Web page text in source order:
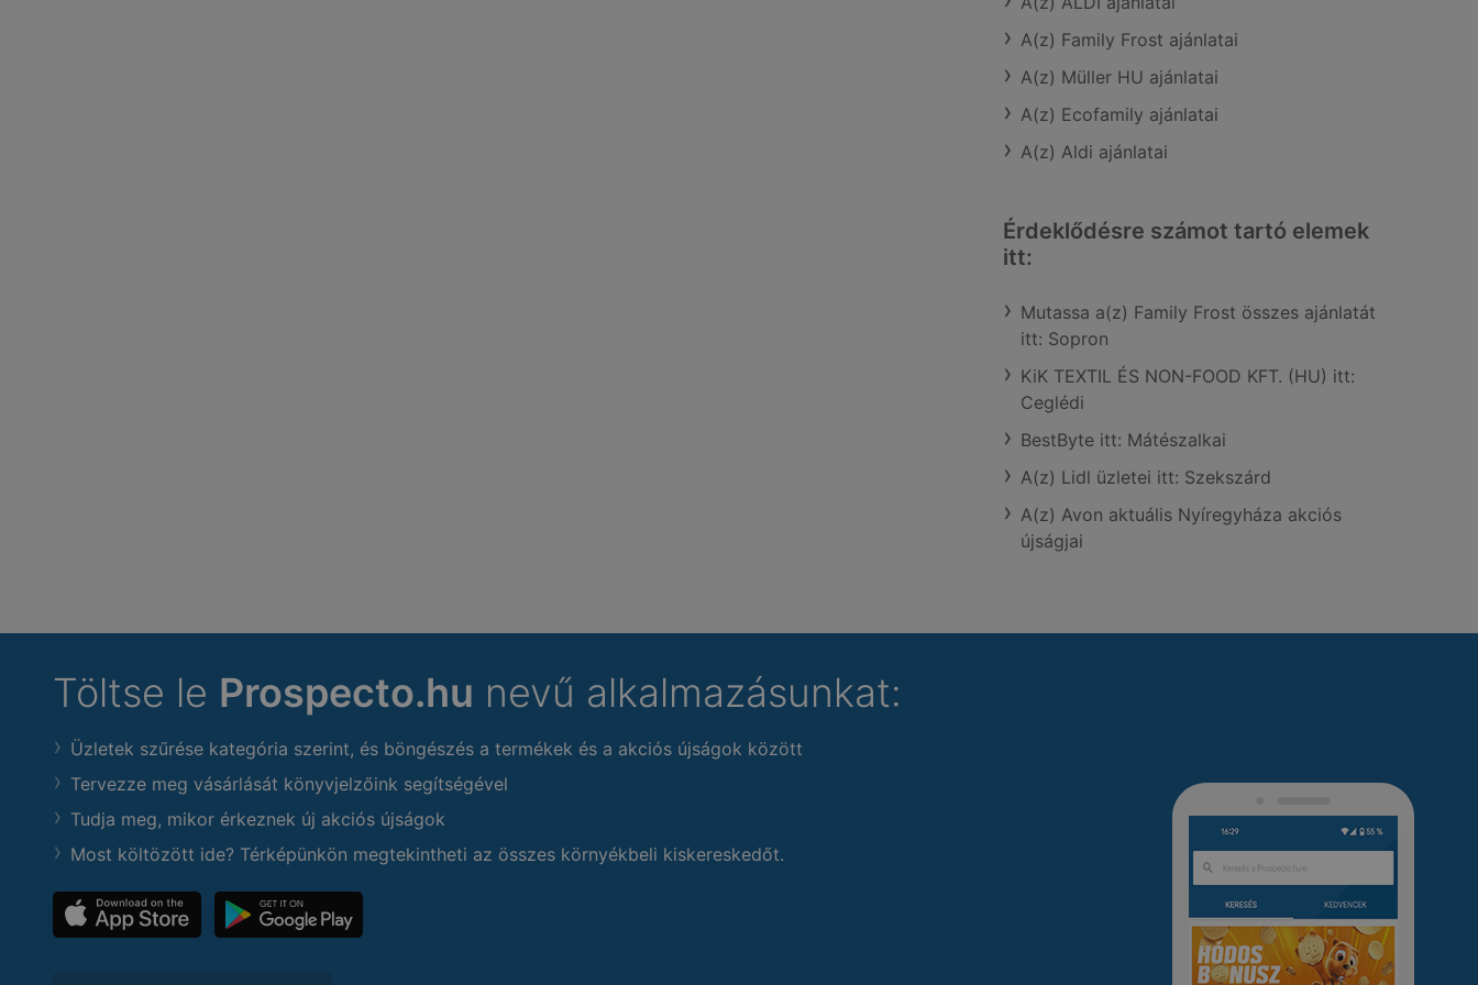
A(z) Family Frost ajánlatai
A(z) Müller HU ajánlatai
A(z) Ecofamily ajánlatai
A(z) Aldi ajánlatai
Érdeklődésre számot tartó elemek
itt:
Mutassa a(z) Family Frost összes ajánlatát
itt: Sopron
KiK TEXTIL ÉS NON-FOOD KFT. (HU) itt:
Ceglédi
BestByte itt: Mátészalkai
A(z) Lidl üzletei itt: Szekszárd
A(z) Avon aktuális Nyíregyháza akciós
újságjai
Töltse le Prospecto.hu nevű alkalmazásunkat:
Üzletek szűrése kategória szerint, és böngészés a termékek és a akciós újságok között
Tervezze meg vásárlását könyvjelzőink segítségével
Tudja meg, mikor érkeznek új akciós újságok
Most költözött ide? Térképünkön megtekintheti az összes környékbeli kiskereskedőt.